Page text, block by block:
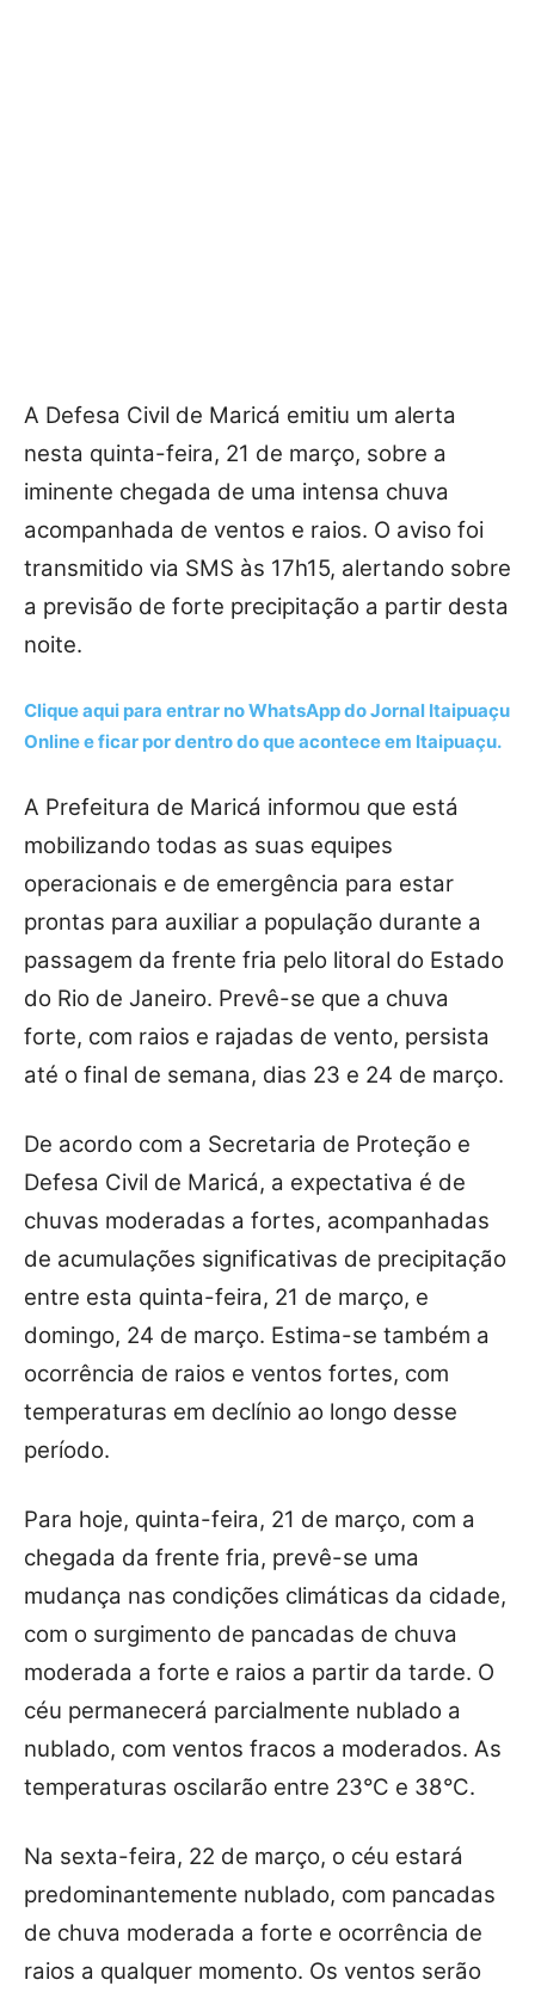
A Defesa Civil de Maricá emitiu um alerta
nesta quinta-feira, 21 de março, sobre a
iminente chegada de uma intensa chuva
acompanhada de ventos e raios. O aviso foi
transmitido via SMS às 17h15, alertando sobre
a previsão de forte precipitação a partir desta
noite.
Clique aqui para entrar noWhatsAppdo Jornal Itaipuaçu
Online e ficar por dentro do que acontece em Itaipuaçu.
A Prefeitura de Maricá informou que está
mobilizando todas as suas equipes
operacionais e de emergência para estar
prontas para auxiliar a população durante a
passagem da frente fria pelo litoral do Estado
do Rio de Janeiro. Prevê-se que a chuva
forte, com raios e rajadas de vento, persista
até o final de semana, dias 23 e 24 de março.
De acordo com a Secretaria de Proteção e
Defesa Civil de Maricá, a expectativa é de
chuvas moderadas a fortes, acompanhadas
de acumulações significativas de precipitação
entre esta quinta-feira, 21 de março, e
domingo, 24 de março. Estima-se também a
ocorrência de raios e ventos fortes, com
temperaturas em declínio ao longo desse
período.
Para hoje, quinta-feira, 21 de março, com a
chegada da frente fria, prevê-se uma
mudança nas condições climáticas da cidade,
com o surgimento de pancadas de chuva
moderada a forte e raios a partir da tarde. O
céu permanecerá parcialmente nublado a
nublado, com ventos fracos a moderados. As
temperaturas oscilarão entre 23°C e 38°C.
Na sexta-feira, 22 de março, o céu estará
predominantemente nublado, com pancadas
de chuva moderada a forte e ocorrência de
raios a qualquer momento. Os ventos serão